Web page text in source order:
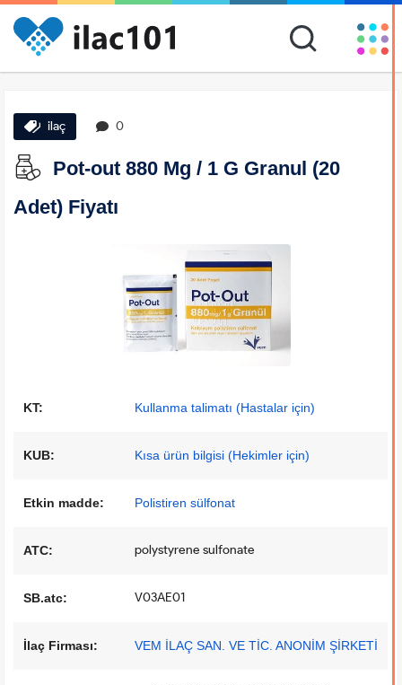
ilaç 0
Pot-out 880 Mg / 1 G Granul (20
Adet) Fiyatı
KT: Kullanma talimatı (Hastalar için)
KUB: Kısa ürün bilgisi (Hekimler için)
Etkin madde: Polistiren sülfonat
ATC: polystyrene sulfonate
SB.atc: V03AE01
İlaç Firması: VEM İLAÇ SAN. VE TİC. ANONİM ŞİRKETİ